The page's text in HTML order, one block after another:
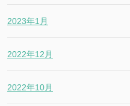
2023年1月
2022年12月
2022年10月